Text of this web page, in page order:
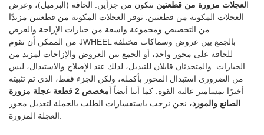
العجلات مزورة من قطعتين تتكون من جزأين: الحافة (البرميل)، وعرض
العجلات المكونة من قطعتين. توفر العجلات المكونة من قطعتين مزيدًا
من الممكن أن تقوم JWHEEL بالجمع بين عروض وسماكات مختلفة
للحافة على محور واحد، أو الجمع بين العروض والإزاحات لمزيد من
الخيارات. والمتحدثان قابلان للتبديل، لذلك عند الإصلاح والاستبدال، ليس
من الضروري استبدال المحور بأكمله، ولكن الجزء فقط، الذي تم تثبيته
أخيرًا بمسامير عالية القوة. كما أننا أيضاً أ
مخصص 2 قطعة عجلة مزورة
الصانع والمورد، نحن نرحب باستفسارات الطلب بالجملة لتعديل محور
التجاويف والمسامية والانكماش.
نظرًا لهيكلها المحبب الأكثر إحكامًا ،
فإن العجلات المطروقة تكون أيضًا
أقوى ميكانيكيًا ، مما يضمن مقاومة
أفضل للتآكل بمرور
الوقت.https://www.jjjwheel.comالموديلات
المناسبة: فولكس فاجن ، أودي ،
مرسيدس بنز ، هوندا ، تويوتا ،
هيونداي ، كيا ، مازدا ، نيسان
مرسيدس بنز ، هوندا ، تويوتا ،
هيونداي ، كيا ، مازدا ، نيسان